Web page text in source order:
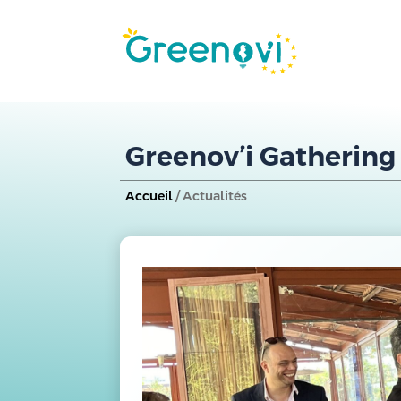
Greenov’i
Accueil/ Actualités